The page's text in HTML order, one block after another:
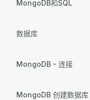
MongoDB和SQL
数据库
MongoDB - 连接
MongoDB 创建数据库